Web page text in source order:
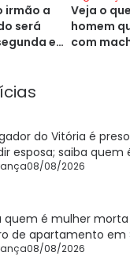
irmão a
será
em
Veja o
homem
com
do Vitória é
esposa; saiba quem
08/08/2026
quem é mulher
de apartamento em
08/08/2026